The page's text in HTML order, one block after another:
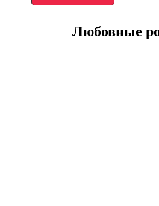
Любовные